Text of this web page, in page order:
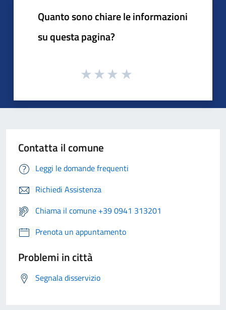
Quanto sono chiare le informazioni
su questa pagina?
Contatta il comune
Leggi le domande frequenti
Richiedi Assistenza
Chiama il comune +39 0941 313201
Prenota un appuntamento
Problemi in città
Segnala disservizio